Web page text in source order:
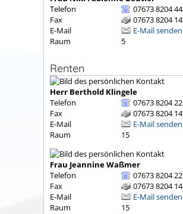
Telefon
07673 8204 44
Fax
07673 8204 14
E-Mail
E-Mail senden
Raum
5
Renten
Herr Berthold Klingele
Telefon
07673 8204 22
Fax
07673 8204 14
E-Mail
E-Mail senden
Raum
15
Frau JeannineWaßmer
Telefon
07673 8204 22
Fax
07673 8204 14
E-Mail
E-Mail senden
Raum
15